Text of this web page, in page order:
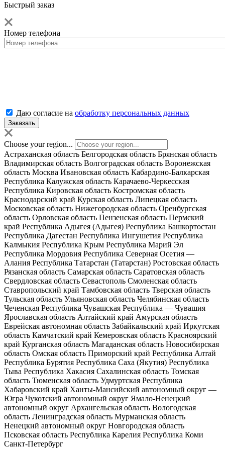
Быстрый заказ
Номер телефона
Даю согласие на обработку персональных данных
Choose your region...
Астраханская область Белгородская область Брянская область
Владимирская область Волгоградская область Воронежская
область Москва Ивановская область Кабардино-Балкарская
Республика Калужская область Карачаево-Черкесская
Республика Кировская область Костромская область
Краснодарский край Курская область Липецкая область
Московская область Нижегородская область Оренбургская
область Орловская область Пензенская область Пермский
край Республика Адыгея (Адыгея) Республика Башкортостан
Республика Дагестан Республика Ингушетия Республика
Калмыкия Республика Крым Республика Марий Эл
Республика Мордовия Республика Северная Осетия —
Алания Республика Татарстан (Татарстан) Ростовская область
Рязанская область Самарская область Саратовская область
Свердловская область Севастополь Смоленская область
Ставропольский край Тамбовская область Тверская область
Тульская область Ульяновская область Челябинская область
Чеченская Республика Чувашская Республика — Чувашия
Ярославская область Алтайский край Амурская область
Еврейская автономная область Забайкальский край Иркутская
область Камчатский край Кемеровская область Красноярский
край Курганская область Магаданская область Новосибирская
область Омская область Приморский край Республика Алтай
Республика Бурятия Республика Саха (Якутия) Республика
Тыва Республика Хакасия Сахалинская область Томская
область Тюменская область Удмуртская Республика
Хабаровский край Ханты-Мансийский автономный округ —
Югра Чукотский автономный округ Ямало-Ненецкий
автономный округ Архангельская область Вологодская
область Ленинградская область Мурманская область
Ненецкий автономный округ Новгородская область
Псковская область Республика Карелия Республика Коми
Санкт-Петербург